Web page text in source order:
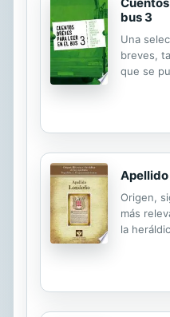
bus 3
Una
breves,
que se
grandes
Henry,
Stockton,
este
Origen,
más
la
edición
nos
protocolo